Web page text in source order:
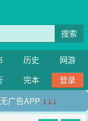
搜索
历史
网游
完本
登录
广告APP ↓↓↓